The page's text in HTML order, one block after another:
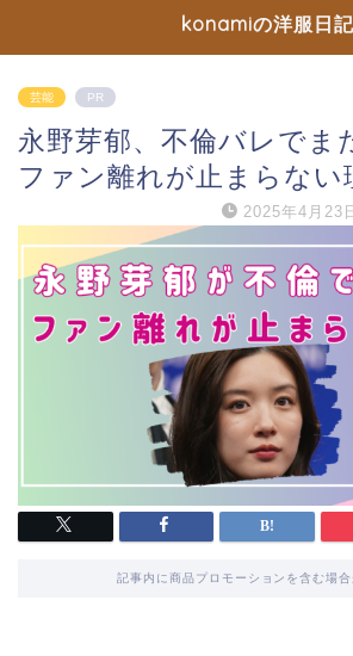
konamiの洋服日記
芸能 PR
永野芽郁、不倫バレで
ファン離れが止まらない
2025年4月23
記事内に商品プロモーションを含む場